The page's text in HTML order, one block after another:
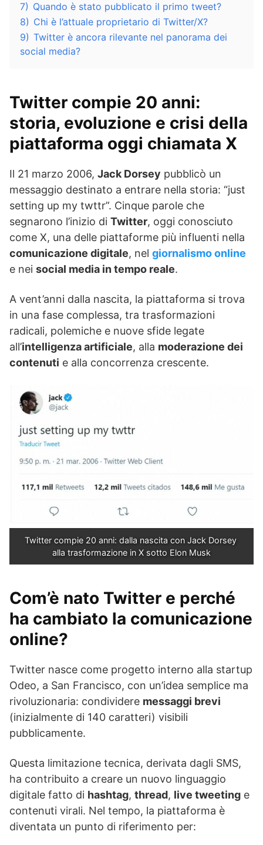
7) Quando è stato pubblicato il primo tweet?
8) Chi è l’attuale proprietario di Twitter/X?
9) Twitter è ancora rilevante nel panorama dei
social media?
Twitter compie 20 anni:
storia, evoluzione e crisi della
piattaforma oggi chiamata X
Il 21 marzo 2006, Jack Dorsey pubblicò un
messaggio destinato a entrare nella storia: “just
setting up my twttr”. Cinque parole che
segnarono l’inizio di Twitter, oggi conosciuto
come X, una delle piattaforme più influenti nella
comunicazione digitale, nel giornalismo online
e nei social media in tempo reale.
A vent’anni dalla nascita, la piattaforma si trova
in una fase complessa, tra trasformazioni
radicali, polemiche e nuove sfide legate
all’intelligenza artificiale, alla moderazione dei
contenuti e alla concorrenza crescente.
Twitter compie 20 anni: dalla nascita con Jack Dorsey
alla trasformazione in X sotto Elon Musk
Com’è nato Twitter e perché
ha cambiato la comunicazione
online?
Twitter nasce come progetto interno alla startup
Odeo, a San Francisco, con un’idea semplice ma
rivoluzionaria: condividere messaggi brevi
(inizialmente di 140 caratteri) visibili
pubblicamente.
Questa limitazione tecnica, derivata dagli SMS,
ha contribuito a creare un nuovo linguaggio
digitale fatto di hashtag, thread, live tweeting e
contenuti virali. Nel tempo, la piattaforma è
diventata un punto di riferimento per: